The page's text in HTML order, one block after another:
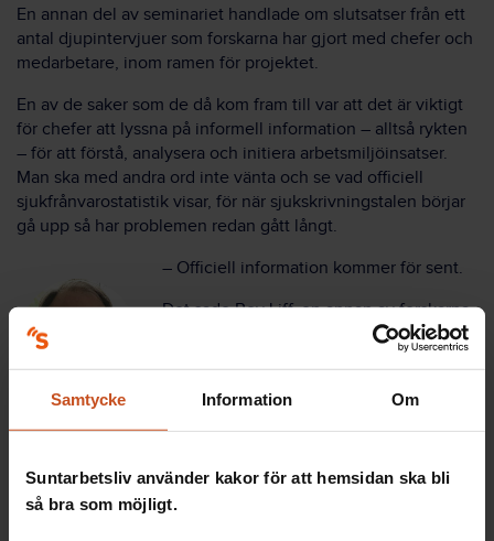
Samtycke Information Om
Suntarbetsliv använder kakor för att hemsidan ska bli
så bra som möjligt.
En annan del av seminariet handlade om slutsatser från ett
antal djupintervjuer som forskarna har gjort med chefer och
medarbetare, inom ramen för projektet.
En av de saker som de då kom fram till var att det är viktigt
för chefer att lyssna på informell information – alltså rykten
– för att förstå, analysera och initiera arbetsmiljöinsatser.
Man ska med andra ord inte vänta och se vad officiell
sjukfrånvarostatistik visar, för när sjukskrivningstalen börjar
gå upp så har problemen redan gått långt.
– Officiell information kommer för sent.
Det sade Roy Liff, en annan av forskarna
bakom projektet. Han fortsatte:
– Dessutom skapar det förtroende för
chefen om man hanterar rykten som
uppstår i verksamheten. Man tolkar dem,
Om man struntar i rykten kan de istället trissas upp till
skvaller – som oftast handlar om enskilda personer. Det kan